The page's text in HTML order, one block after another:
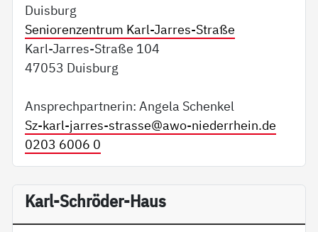
Duisburg
Seniorenzentrum Karl-Jarres-Straße
Karl-Jarres-Straße 104
47053 Duisburg
Ansprechpartnerin: Angela Schenkel
Sz-karl-jarres-strasse@awo-niederrhein.de
0203 6006 0
Karl-Schröder-Haus